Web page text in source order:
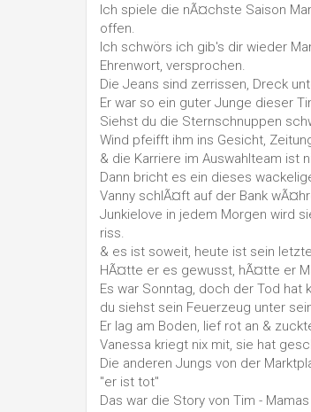
Ich spiele die nÃ¤chste Saison
offen.
Ich schwörs ich gib's dir wieder
Ehrenwort, versprochen.
Die Jeans sind zerrissen, Dreck
Er war so ein guter Junge dieser
Siehst du die Sternschnuppen
Wind pfeifft ihm ins Gesicht,
& die Karriere im Auswahlteam ist
Dann bricht es ein dieses
Vanny schlÃ¤ft auf der Bank
Junkielove in jedem Morgen wird
riss.
& es ist soweit, heute ist sein
HÃ¤tte er es gewusst, hÃ¤tte er
Es war Sonntag, doch der Tod hat
du siehst sein Feuerzeug unter
Er lag am Boden, lief rot an &
Vanessa kriegt nix mit, sie hat
Die anderen Jungs von der
"er ist tot"
Das war die Story von Tim -